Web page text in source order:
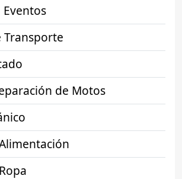
Eventos
Transporte
de Motos